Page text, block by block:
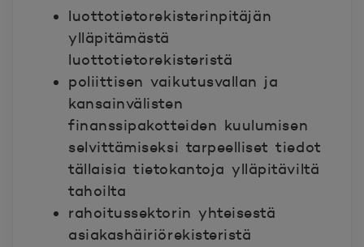
luottotietorekisterinpitäjän
ylläpitämästä
luottotietorekisteristä
poliittisen vaikutusvallan ja
kansainvälisten
finanssipakotteiden kuulumisen
selvittämiseksi tarpeelliset tiedot
tällaisia tietokantoja ylläpitäviltä
tahoilta
rahoitussektorin yhteisestä
asiakashäiriörekisteristä